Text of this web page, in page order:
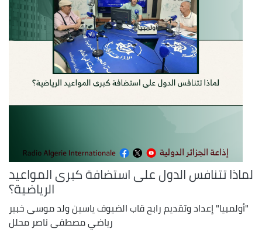
لماذا تتنافس الدول على استضافة كبرى المواعيد
الرياضية؟
"أولمبيا" إعداد وتقديم رابح قاب الضيوف ياسين ولد موسى خبير
رياضي مصطفى ناصر محلل